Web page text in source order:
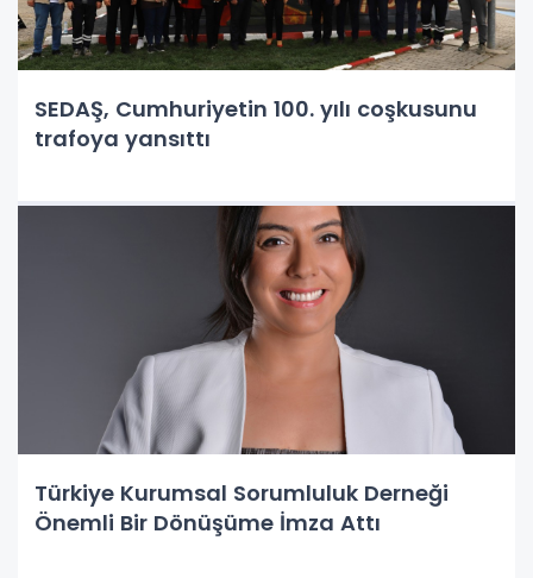
SEDAŞ, Cumhuriyetin 100. yılı coşkusunu
trafoya yansıttı
Türkiye Kurumsal Sorumluluk Derneği
Önemli Bir Dönüşüme İmza Attı